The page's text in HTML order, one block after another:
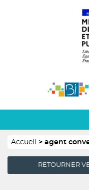
Fil
Accueil agent
RETOURNER